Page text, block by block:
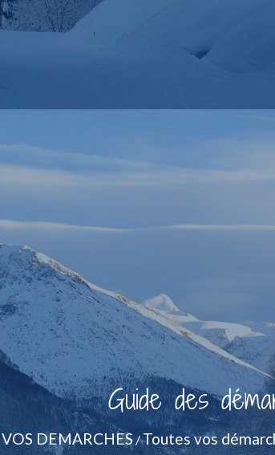
Guide des
VOS DEMARCHES /Toutes vos